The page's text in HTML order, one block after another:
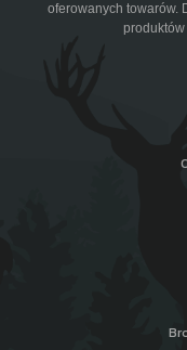
oferowanych towarów.